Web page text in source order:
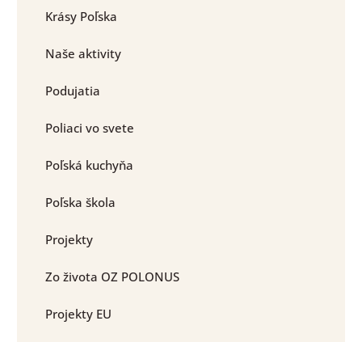
Krásy Poľska
Naše aktivity
Podujatia
Poliaci vo svete
Poľská kuchyňa
Poľska škola
Projekty
Zo života OZ POLONUS
Projekty EU